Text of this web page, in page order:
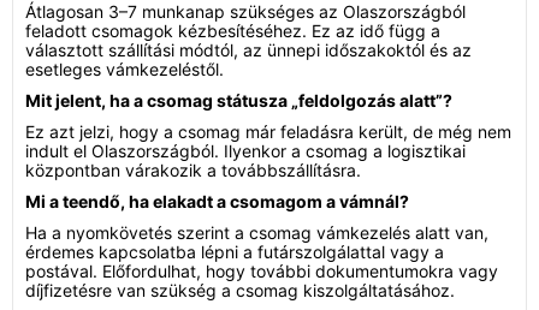
Átlagosan 3–7 munkanap szükséges az Olaszországból
feladott csomagok kézbesítéséhez. Ez az idő függ a
választott szállítási módtól, az ünnepi időszakoktól és az
esetleges vámkezeléstől.
Mit jelent, ha a csomag státusza „feldolgozás alatt”?
Ez azt jelzi, hogy a csomag már feladásra került, de még nem
indult el Olaszországból. Ilyenkor a csomag a logisztikai
központban várakozik a továbbszállításra.
Mi a teendő, ha elakadt a csomagom a vámnál?
Ha a nyomkövetés szerint a csomag vámkezelés alatt van,
érdemes kapcsolatba lépni a futárszolgálattal vagy a
postával. Előfordulhat, hogy további dokumentumokra vagy
díjfizetésre van szükség a csomag kiszolgáltatásához.